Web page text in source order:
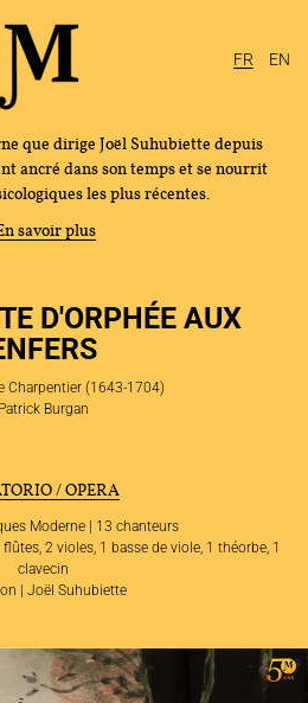
FR EN
que dirige Joël Suhubiette depuis
ancré dans son temps et se nourrit
les plus récentes.
savoir plus
D'ORPHÉE AUX
Charpentier (1643-1704)
Patrick Burgan
/ OPERA
Moderne | 13 chanteurs
2 violes, 1 basse de viole, 1 théorbe, 1
clavecin
| Joël Suhubiette